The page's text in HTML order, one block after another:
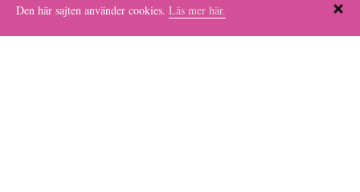
Den här sajten använder cookies. Läs mer här.